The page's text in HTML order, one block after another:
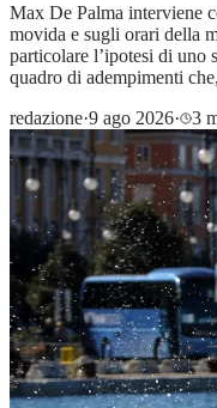
Max De Palma interviene
movida e sugli orari della
particolare l’ipotesi di uno
quadro di adempimenti
redazione·9 ago 2026· 3